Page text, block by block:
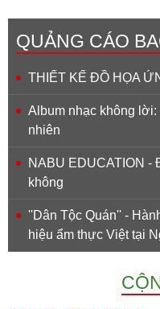
QUẢNG CÁO
THIẾT KẾ ĐỒ HỌA
Album nhạc không
nhiên
NABU EDUCATION -
không
''Dân Tộc Quán'' -
hiệu ẩm thực Việt tại